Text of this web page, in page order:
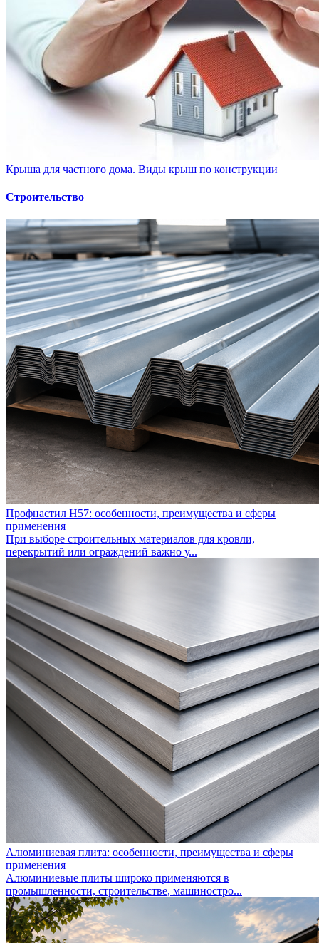
Крыша для частного дома. Виды крыш по конструкции
Строительство
Профнастил Н57: особенности, преимущества и сферы
применения
При выборе строительных материалов для кровли,
перекрытий или ограждений важно у...
Алюминиевая плита: особенности, преимущества и сферы
применения
Алюминиевые плиты широко применяются в
промышленности, строительстве, машиностро...